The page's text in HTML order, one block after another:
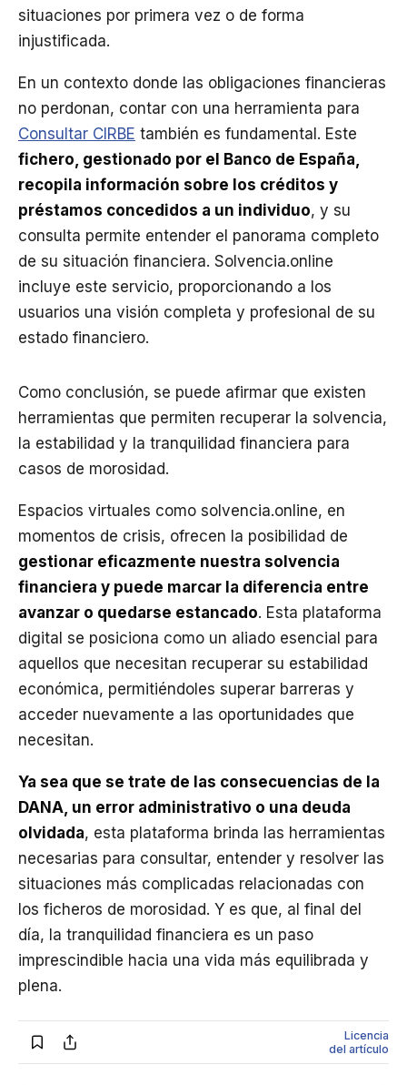
situaciones por primera vez o de forma
injustificada.
En un contexto donde las obligaciones financieras
no perdonan, contar con una herramienta para
Consultar CIRBE también es fundamental. Este
fichero, gestionado por el Banco de España,
recopila información sobre los créditos y
préstamos concedidos a un individuo, y su
consulta permite entender el panorama completo
de su situación financiera. Solvencia.online
incluye este servicio, proporcionando a los
usuarios una visión completa y profesional de su
estado financiero.
Como conclusión, se puede afirmar que existen
herramientas que permiten recuperar la solvencia,
la estabilidad y la tranquilidad financiera para
casos de morosidad.
Espacios virtuales como solvencia.online, en
momentos de crisis, ofrecen la posibilidad de
gestionar eficazmente nuestra solvencia
financiera y puede marcar la diferencia entre
avanzar o quedarse estancado. Esta plataforma
digital se posiciona como un aliado esencial para
aquellos que necesitan recuperar su estabilidad
económica, permitiéndoles superar barreras y
acceder nuevamente a las oportunidades que
necesitan.
Ya sea que se trate de las consecuencias de la
DANA, un error administrativo o una deuda
olvidada, esta plataforma brinda las herramientas
necesarias para consultar, entender y resolver las
situaciones más complicadas relacionadas con
los ficheros de morosidad. Y es que, al final del
día, la tranquilidad financiera es un paso
imprescindible hacia una vida más equilibrada y
plena.
Licencia
del artículo